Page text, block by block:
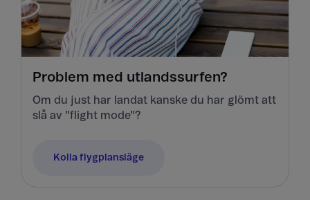
Problem med utlandssurfen?
Om du just har landat kanske du har glömt att
slå av "flight mode"?
Kolla flygplansläge